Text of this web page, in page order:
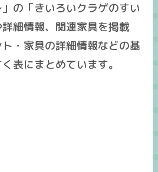
の「きいろいクラゲのすい
細情報、関連家具を掲載
・家具の詳細情報などの基
表にまとめています。